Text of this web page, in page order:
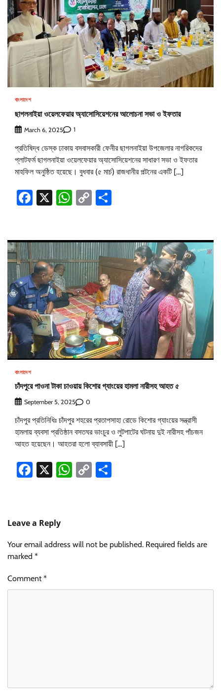
বাংলাদেশ
ছাগলনাইয়া ওয়েলফেয়ার অ্যাসোসিয়েশনের আলোচনা সভা ও ইফতার
March 6, 2025 1
প্রতিষিদ্ধ ডেস্ক ঢাকায় বসবাসকারী ফেনীর ছাগলনাইয়া উপজেলার নাগরিকদের
প্লাটফর্ম ছাগলনাইয়া ওয়েলফেয়ার অ্যাসোসিয়েশনের সাধারণ সভা ও ইফতার
মাহফিল অনুষ্ঠিত হয়েছে। বুধবার (৫ মার্চ) রাজধানীর পল্টনের একটি […]
Facebook
X WhatsApp
Copy
বাংলাদেশ
চাঁদপুরে পাওনা টাকা চাওয়ায় কিশোর গ্যাংয়ের হামলা নারীসহ আহত ৫
September 5, 2025 0
চাঁদপুর প্রতিনিধিঃ চাঁদপুর শহরের প্রতাপসাহা রোডে কিশোর গ্যাংয়ের সন্ত্রাসী
হামলায় ব্যবসা প্রতিষ্ঠান বসতঘর ভাংচুর ও লুটপাটের ঘটনায় দুই নারীসহ পাঁচজন
আহত হয়েছেন। আহতরা হলো ব্যাবসায়ী […]
Facebook
X WhatsApp
Copy
Leave a Reply
Your email address will not be published. Required fields are
marked *
Comment*